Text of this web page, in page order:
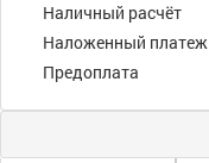
Наличный расчёт
Наложенный платеж
Предоплата